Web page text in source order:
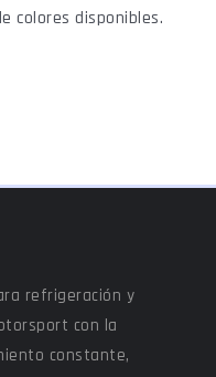
colores disponibles.
refrigeración y
con la
constante,